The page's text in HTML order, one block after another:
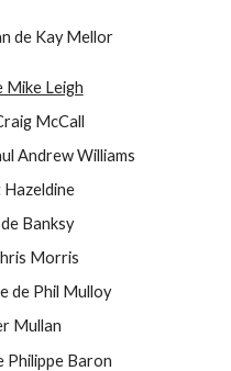
de Kay Mellor
Mike Leigh
McCall
Andrew Williams
Hazeldine
Banksy
Morris
de Phil Mulloy
Mullan
Philippe Baron